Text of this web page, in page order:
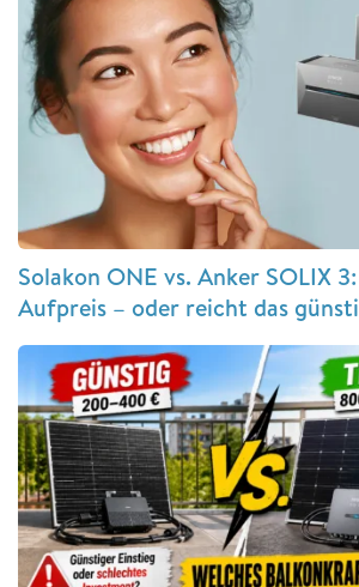
Solakon ONE vs. Anker SOLIX
Aufpreis – oder reicht das